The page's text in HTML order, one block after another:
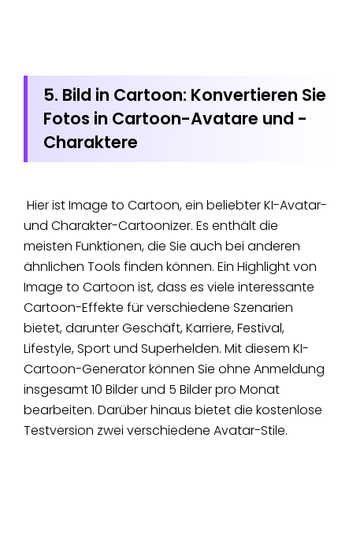
5. Bild in Cartoon: Konvertieren Sie
Fotos in Cartoon-Avatare und -
Charaktere
Hier ist Image to Cartoon, ein beliebter KI-Avatar-
und Charakter-Cartoonizer. Es enthält die
meisten Funktionen, die Sie auch bei anderen
ähnlichen Tools finden können. Ein Highlight von
Image to Cartoon ist, dass es viele interessante
Cartoon-Effekte für verschiedene Szenarien
bietet, darunter Geschäft, Karriere, Festival,
Lifestyle, Sport und Superhelden. Mit diesem KI-
Cartoon-Generator können Sie ohne Anmeldung
insgesamt 10 Bilder und 5 Bilder pro Monat
bearbeiten. Darüber hinaus bietet die kostenlose
Testversion zwei verschiedene Avatar-Stile.